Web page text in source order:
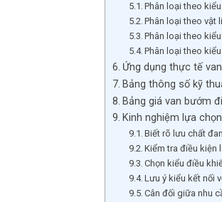
Phân loại theo
Phân loại theo vật
Phân loại theo
Phân loại theo
Ứng dụng thực tế
Bảng thông số kỹ
Bảng giá van bướm
Kinh nghiệm lựa
Biết rõ lưu chất
Kiểm tra điều kiện
Chọn kiểu điều
Lưu ý kiểu kết nối
Cân đối giữa nhu